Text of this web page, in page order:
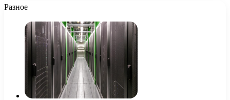
Разное